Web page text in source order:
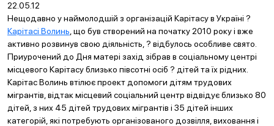
22.05.12
Нещодавно у наймолодшій з організацій Карітасу в Україні ?
Карітасі Волинь , що був створений на початку 2010 року і вже
активно розвинув свою діяльність, ? відбулось особливе свято.
Приурочений до Дня матері захід зібрав в соціальному центрі
місцевого Карітасу близько півсотні осіб ? дітей та їх рідних.
Карітас Волинь втілює проект допомоги дітям трудових
мігрантів, відтак місцевий соціальний центр відвідує близько 80
дітей, з них 45 дітей трудових мігрантів і 35 дітей інших
категорій, які потребують організованого дозвілля, виховання і